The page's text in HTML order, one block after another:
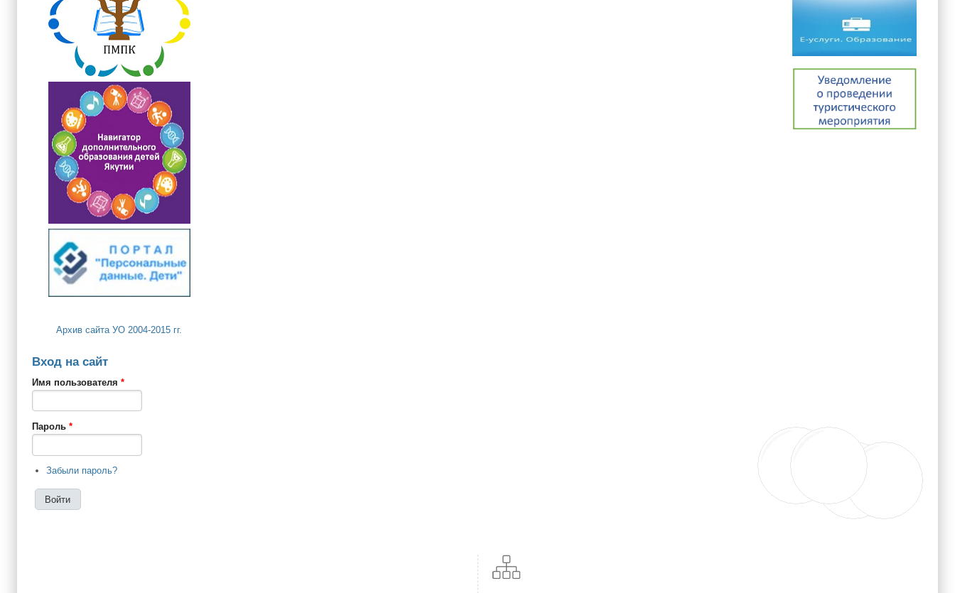
Архив сайта УО 2004-2015 гг.
Вход на сайт
Имя пользователя *
Пароль *
Забыли пароль?